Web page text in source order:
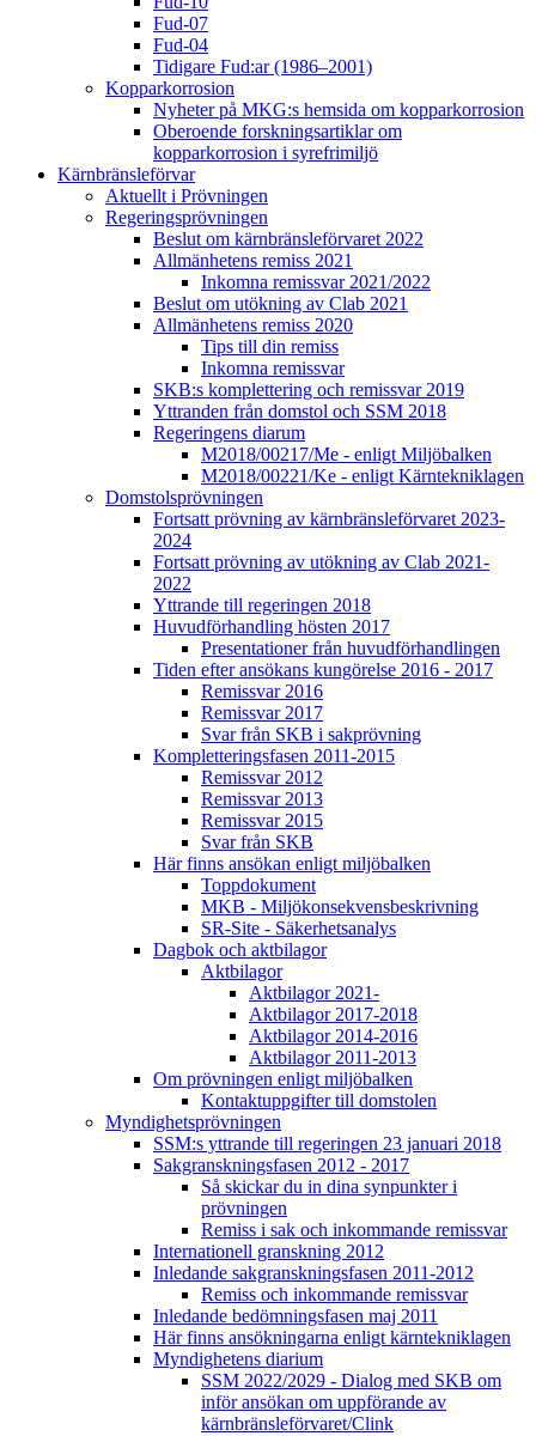
Fud-07
Fud-04
Tidigare Fud:ar (1986–2001)
Kopparkorrosion
Nyheter på MKG:s hemsida om kopparkorrosion
Oberoende forskningsartiklar om
kopparkorrosion i syrefrimiljö
Kärnbränsleförvar
Aktuellt i Prövningen
Regeringsprövningen
Beslut om kärnbränsleförvaret 2022
Allmänhetens remiss 2021
Inkomna remissvar 2021/2022
Beslut om utökning av Clab 2021
Allmänhetens remiss 2020
Tips till din remiss
Inkomna remissvar
SKB:s komplettering och remissvar 2019
Yttranden från domstol och SSM 2018
Regeringens diarum
M2018/00217/Me - enligt Miljöbalken
M2018/00221/Ke - enligt Kärntekniklagen
Domstolsprövningen
Fortsatt prövning av kärnbränsleförvaret 2023-
2024
Fortsatt prövning av utökning av Clab 2021-
2022
Yttrande till regeringen 2018
Huvudförhandling hösten 2017
Presentationer från huvudförhandlingen
Tiden efter ansökans kungörelse 2016 - 2017
Remissvar 2016
Remissvar 2017
Svar från SKB i sakprövning
Kompletteringsfasen 2011-2015
Remissvar 2012
Remissvar 2013
Remissvar 2015
Svar från SKB
Här finns ansökan enligt miljöbalken
Toppdokument
MKB - Miljökonsekvensbeskrivning
SR-Site - Säkerhetsanalys
Dagbok och aktbilagor
Aktbilagor
Aktbilagor 2021-
Aktbilagor 2017-2018
Aktbilagor 2014-2016
Aktbilagor 2011-2013
Om prövningen enligt miljöbalken
Kontaktuppgifter till domstolen
Myndighetsprövningen
SSM:s yttrande till regeringen 23 januari 2018
Sakgranskningsfasen 2012 - 2017
Så skickar du in dina synpunkter i
prövningen
Remiss i sak och inkommande remissvar
Internationell granskning 2012
Inledande sakgranskningsfasen 2011-2012
Remiss och inkommande remissvar
Inledande bedömningsfasen maj 2011
Här finns ansökningarna enligt kärntekniklagen
Myndighetens diarium
SSM 2022/2029 - Dialog med SKB om
inför ansökan om uppförande av
kärnbränsleförvaret/Clink